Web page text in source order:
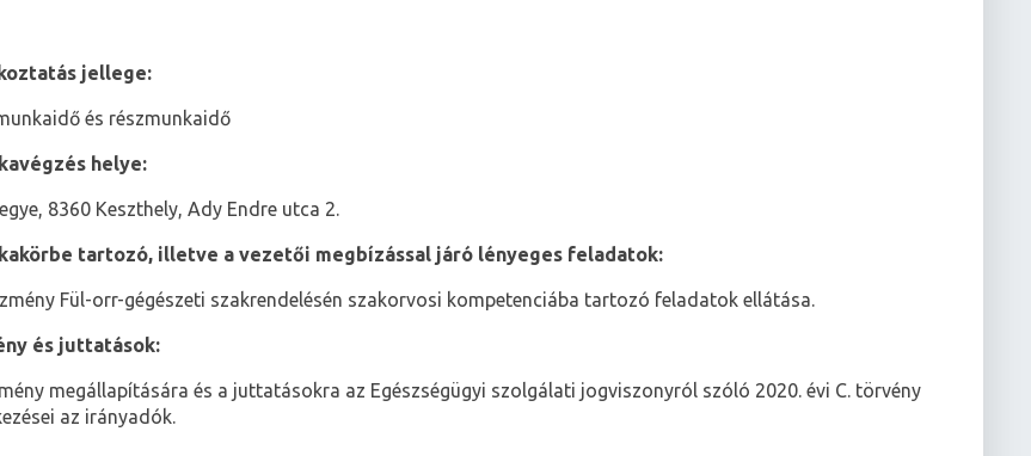
jellege:
és részmunkaidő
helye:
8360 Keszthely, Ady Endre utca 2.
tartozó, illetve a vezetői megbízással járó lényeges feladatok:
Fül-orr-gégészeti szakrendelésén szakorvosi kompetenciába tartozó feladatok ellátása.
és juttatások:
megállapítására és a juttatásokra az Egészségügyi szolgálati jogviszonyról szóló 2020. évi C. törvény
az irányadók.